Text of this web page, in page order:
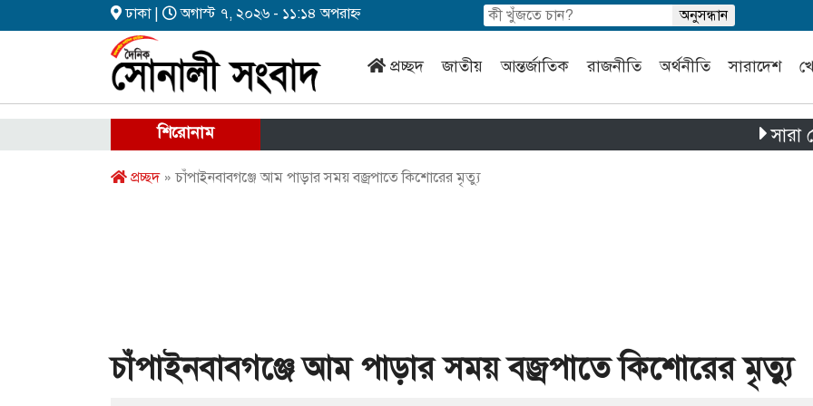
ঢাকা | অগাস্ট ৭, ২০২৬ - ১১:১৪ অপরাহ্ন
প্রচ্ছদ জাতীয় আন্তর্জাতিক রাজনীতি অর্থনীতি সারাদেশ
শিরোনাম সারা দেশে
প্রচ্ছদ» চাঁপাইনবাবগঞ্জে আম পাড়ার সময় বজ্রপাতে কিশোরের মৃত্যু
চাঁপাইনবাবগঞ্জে আম পাড়ার সময় বজ্রপাতে কিশোরের মৃত্যু